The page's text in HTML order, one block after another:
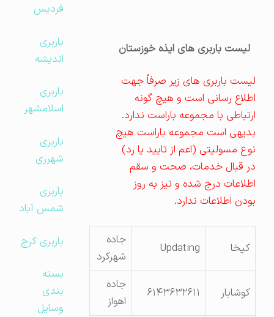
لیست باربری های ایذه خوزستان
لیست باربری های زیر صرفاً جهت
اطلاع رسانی است و هیچ گونه
ارتباطی با مجموعه باراست ندارد.
بدیهی است مجموعه باراست هیچ
نوع مسولیتی (اعم از تایید یا رد)
در قبال خدمات، صحت و سقم
اطلاعات درج شده و نیز به روز
بودن اطلاعات ندارد.
کیخا Updating
جاده
شهرکرد
کوشابار ۶۱۴۳۶۳۲۶۱۱
جاده
فردیس
باربری
اندیشه
باربری
اسلامشهر
باربری
شهرری
باربری
شمس آباد
باربری کرج
بسته
بندی
وسایل